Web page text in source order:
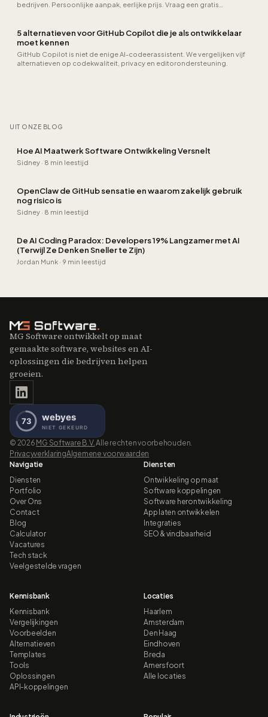
bedrijven. Persoonlijke aanpak, eerlijke prijs. Vraag een gratis
5 alternatieven voor GitHub Copilot die je als ontwikkelaar
moet kennen
GitHub Copilot is niet de enige AI-codeerassistent. We vergelijken vijf
alternatieven op codekwaliteit, privacy en editorondersteuning.
UIT ONZE BLOG
Hoe AI Maatwerk Software Ontwikkeling Versnelt
Sidney · 8 min leestijd
OpenClaw de GitHub sensatie en waarom zakelijk gebruik
nog risico is
Sidney · 8 min leestijd
De AI Coding Paradox: Developers 19% Langzamer met AI
(Terwijl Ze Denken Sneller te Zijn)
Jordan Munk · 9 min leestijd
MG Software ontwikkelt op maat
gemaakte software, websites en AI-
oplossingen die bedrijven helpen
groeien.
© 2026 MG Software B.V. Alle rechten voorbehouden.
PrivacyverklaringAlgemene voorwaarden
Navigatie
Diensten
Portfolio
Over Ons
Contact
Blog
Calculator
Vacatures
Tech stack
Veelgestelde vragen
Diensten
Ontwikkeling op maat
Software koppelingen
Software herontwikkeling
App laten ontwikkelen
Integraties
SEO & vindbaarheid
Kennisbank
Kennisbank
Vergelijkingen
Voorbeelden
Alternatieven
Templates
Tools
Oplossingen
API-koppelingen
Locaties
Haarlem
Amsterdam
Den Haag
Eindhoven
Breda
Amersfoort
Alle locaties